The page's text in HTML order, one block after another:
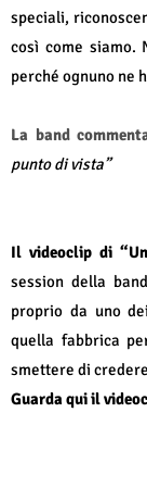
speciali,
così come siamo.
perché ognuno ne
La band
punto di vista”
Il videoclip di
session della
proprio da uno
quella fabbrica
smettere di
Guarda qui il